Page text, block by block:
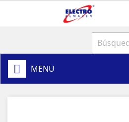
MENU